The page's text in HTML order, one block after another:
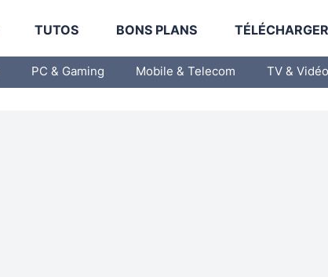
TUTOS BONS PLANS
PC & Gaming Mobile & Telecom TV & Vidéo